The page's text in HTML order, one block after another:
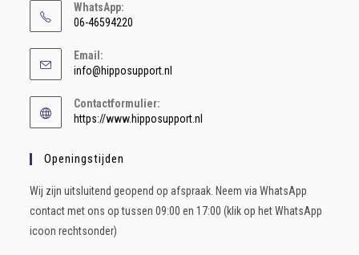
WhatsApp:
06-46594220
Email:
info@hipposupport.nl
Contactformulier:
https://www.hipposupport.nl
Openingstijden
Wij zijn uitsluitend geopend op afspraak. Neem via WhatsApp
contact met ons op tussen 09:00 en 17:00 (klik op het WhatsApp
icoon rechtsonder)